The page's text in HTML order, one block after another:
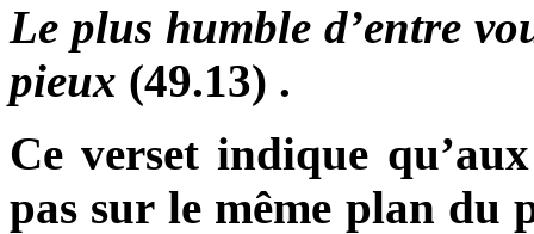
Le plus humble d’entre
pieux (49.13) .
Ce verset indique
pas sur le même plan du